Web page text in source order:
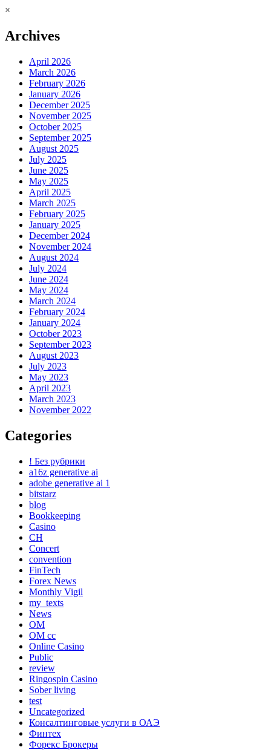
×
Archives
April 2026
March 2026
February 2026
January 2026
December 2025
November 2025
October 2025
September 2025
August 2025
July 2025
June 2025
May 2025
April 2025
March 2025
February 2025
January 2025
December 2024
November 2024
August 2024
July 2024
June 2024
May 2024
March 2024
February 2024
January 2024
October 2023
September 2023
August 2023
July 2023
May 2023
April 2023
March 2023
November 2022
Categories
! Без рубрики
a16z generative ai
adobe generative ai 1
bitstarz
blog
Bookkeeping
Casino
CH
Concert
convention
FinTech
Forex News
Monthly Vigil
my_texts
News
OM
OM cc
Online Casino
Public
review
Ringospin Casino
Sober living
test
Uncategorized
Консалтинговые услуги в ОАЭ
Финтех
Форекс Брокеры